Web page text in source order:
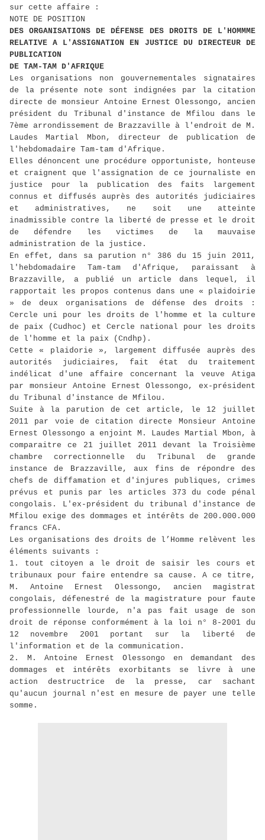
sur cette affaire :
NOTE DE POSITION
DES ORGANISATIONS DE DÉFENSE DES DROITS DE L'HOMMME
RELATIVE A L'ASSIGNATION EN JUSTICE DU DIRECTEUR DE
PUBLICATION
DE TAM-TAM D'AFRIQUE
Les organisations non gouvernementales signataires
de la présente note sont indignées par la citation
directe de monsieur Antoine Ernest Olessongo, ancien
président du Tribunal d'instance de Mfilou dans le
7ème arrondissement de Brazzaville à l'endroit de M.
Laudes Martial Mbon, directeur de publication de
l'hebdomadaire Tam-tam d'Afrique.
Elles dénoncent une procédure opportuniste, honteuse
et craignent que l'assignation de ce journaliste en
justice pour la publication des faits largement
connus et diffusés auprès des autorités judiciaires
et administratives, ne soit une atteinte
inadmissible contre la liberté de presse et le droit
de défendre les victimes de la mauvaise
administration de la justice.
En effet, dans sa parution n° 386 du 15 juin 2011,
l'hebdomadaire Tam-tam d'Afrique, paraissant à
Brazzaville, a publié un article dans lequel, il
rapportait les propos contenus dans une « plaidoirie
» de deux organisations de défense des droits :
Cercle uni pour les droits de l'homme et la culture
de paix (Cudhoc) et Cercle national pour les droits
de l'homme et la paix (Cndhp).
Cette « plaidorie », largement diffusée auprès des
autorités judiciaires, fait état du traitement
indélicat d'une affaire concernant la veuve Atiga
par monsieur Antoine Ernest Olessongo, ex-président
du Tribunal d'instance de Mfilou.
Suite à la parution de cet article, le 12 juillet
2011 par voie de citation directe Monsieur Antoine
Ernest Olessongo a enjoint M. Laudes Martial Mbon, à
comparaitre ce 21 juillet 2011 devant la Troisième
chambre correctionnelle du Tribunal de grande
instance de Brazzaville, aux fins de répondre des
chefs de diffamation et d'injures publiques, crimes
prévus et punis par les articles 373 du code pénal
congolais. L'ex-président du tribunal d'instance de
Mfilou exige des dommages et intérêts de 200.000.000
francs CFA.
Les organisations des droits de l’Homme relèvent les
éléments suivants :
1. tout citoyen a le droit de saisir les cours et
tribunaux pour faire entendre sa cause. A ce titre,
M. Antoine Ernest Olessongo, ancien magistrat
congolais, défenestré de la magistrature pour faute
professionnelle lourde, n'a pas fait usage de son
droit de réponse conformément à la loi n° 8-2001 du
12 novembre 2001 portant sur la liberté de
l'information et de la communication.
2. M. Antoine Ernest Olessongo en demandant des
dommages et intérêts exorbitants se livre à une
action destructrice de la presse, car sachant
qu'aucun journal n'est en mesure de payer une telle
somme.